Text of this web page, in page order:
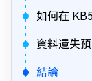
如何在
資料遺失
結論